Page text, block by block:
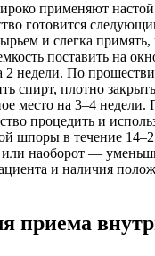
применяют настой
готовится
и слегка
поставить на
недели. По
спирт, плотно
место на 3–4 недели.
процедить и
шпоры в течение
наоборот —
и наличия
приема